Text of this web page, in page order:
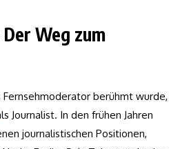
Weg zum
Fernsehmoderator berühmt wurde,
Journalist. In den frühen Jahren
journalistischen Positionen,